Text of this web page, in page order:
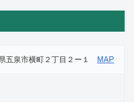
五泉市横町２丁目２ー１ MAP